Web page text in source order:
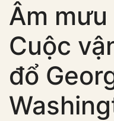
Âm
Cuộc
đổ